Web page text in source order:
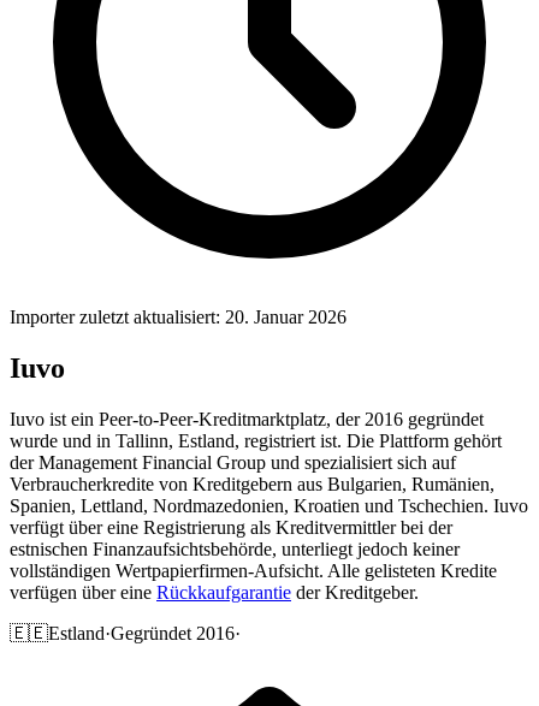
Importer zuletzt aktualisiert: 20. Januar 2026
Iuvo
Iuvo ist ein Peer-to-Peer-Kreditmarktplatz, der 2016 gegründet
wurde und in Tallinn, Estland, registriert ist. Die Plattform gehört
der Management Financial Group und spezialisiert sich auf
Verbraucherkredite von Kreditgebern aus Bulgarien, Rumänien,
Spanien, Lettland, Nordmazedonien, Kroatien und Tschechien. Iuvo
verfügt über eine Registrierung als Kreditvermittler bei der
estnischen Finanzaufsichtsbehörde, unterliegt jedoch keiner
vollständigen Wertpapierfirmen-Aufsicht. Alle gelisteten Kredite
verfügen über eine Rückkaufgarantie der Kreditgeber.
🇪🇪Estland·Gegründet 2016·